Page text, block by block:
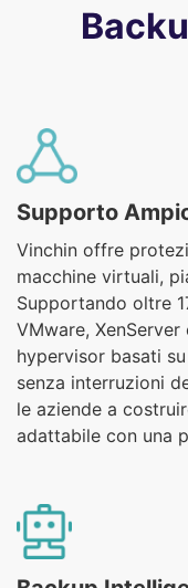
Supporto
Vinchin offre
macchine virtuali,
Supportando oltre
VMware,
hypervisor basati
senza interruzioni
le aziende a
adattabile con una